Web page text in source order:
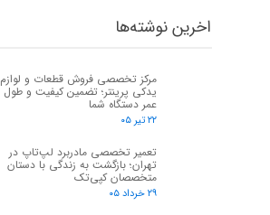
اخرین نوشته‌ها
مرکز تخصصی فروش قطعات و لوازم
یدکی پرینتر؛ تضمین کیفیت و طول
عمر دستگاه شما
۲۲ تیر ۰۵
تعمیر تخصصی مادربرد لپ‌تاپ در
تهران؛ بازگشت به زندگی با دستان
متخصصان کپی‌تک
۲۹ خرداد ۰۵